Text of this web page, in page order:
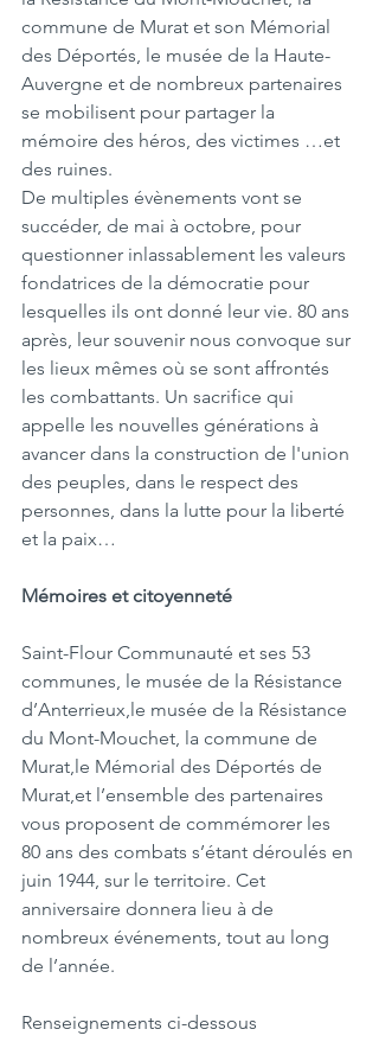
commune de Murat et son Mémorial
des Déportés, le musée de la Haute-
Auvergne et de nombreux partenaires
se mobilisent pour partager la
mémoire des héros, des victimes …et
des ruines.
De multiples évènements vont se
succéder, de mai à octobre, pour
questionner inlassablement les valeurs
fondatrices de la démocratie pour
lesquelles ils ont donné leur vie. 80 ans
après, leur souvenir nous convoque sur
les lieux mêmes où se sont affrontés
les combattants. Un sacrifice qui
appelle les nouvelles générations à
avancer dans la construction de l'union
des peuples, dans le respect des
personnes, dans la lutte pour la liberté
et la paix…
Mémoires et citoyenneté
Saint-Flour Communauté et ses 53
communes, le musée de la Résistance
d’Anterrieux,le musée de la Résistance
du Mont-Mouchet, la commune de
Murat,le Mémorial des Déportés de
Murat,et l’ensemble des partenaires
vous proposent de commémorer les
80 ans des combats s’étant déroulés en
juin 1944, sur le territoire. Cet
anniversaire donnera lieu à de
nombreux événements, tout au long
de l’année.
Renseignements ci-dessous